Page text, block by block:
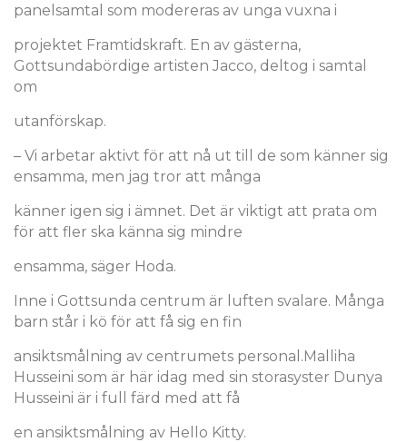
panelsamtal som modereras av unga vuxna i
projektet Framtidskraft. En av gästerna,
Gottsundabördige artisten Jacco, deltog i samtal
om
utanförskap.
– Vi arbetar aktivt för att nå ut till de som känner sig
ensamma, men jag tror att många
känner igen sig i ämnet. Det är viktigt att prata om
för att fler ska känna sig mindre
ensamma, säger Hoda.
Inne i Gottsunda centrum är luften svalare. Många
barn står i kö för att få sig en fin
ansiktsmålning av centrumets personal.Malliha
Husseini som är här idag med sin storasyster Dunya
Husseini är i full färd med att få
en ansiktsmålning av Hello Kitty.